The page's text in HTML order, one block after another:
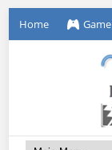
Home